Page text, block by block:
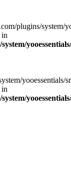
plugins/system/
in
yooessentials/
in